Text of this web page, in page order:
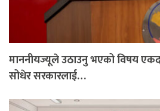
माननीयज्यूले उठाउनु भएको विषय
सोधेर सरकारलाई…